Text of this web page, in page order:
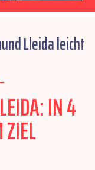
Lleida leicht
IN 4